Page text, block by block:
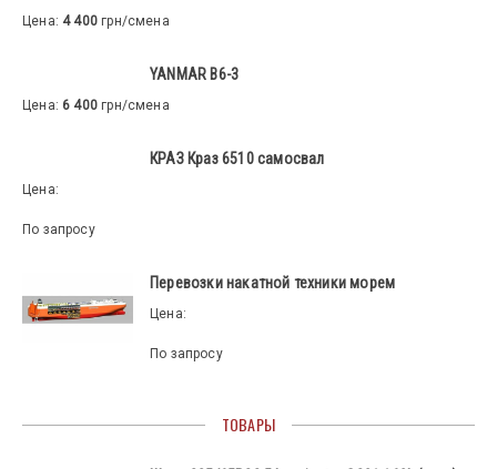
Цена: 4 400 грн/смена
YANMAR B6-3
Цена: 6 400 грн/смена
КРАЗ Краз 6510 самосвал
Цена:
По запросу
Перевозки накатной техники морем
Цена:
По запросу
ТОВАРЫ